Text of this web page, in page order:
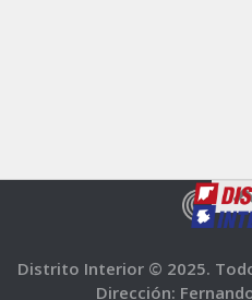
Distrito Interior © 2025.
Dirección: